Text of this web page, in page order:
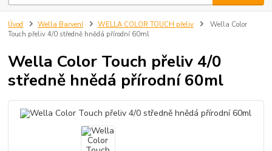
Úvod Wella Barvení WELLA COLOR TOUCH přeliv
Wella Color
Touch přeliv 4/0 středně hnědá přírodní 60ml
Wella Color Touch přeliv 4/0
středně hnědá přírodní 60ml